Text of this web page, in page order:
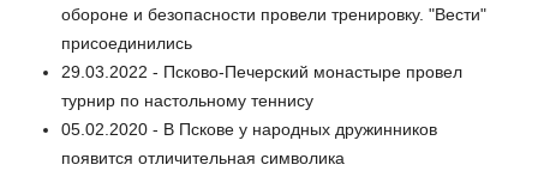
обороне и безопасности провели тренировку. "Вести"
присоединились
29.03.2022 - Псково-Печерский монастыре провел
турнир по настольному теннису
05.02.2020 - В Пскове у народных дружинников
появится отличительная символика